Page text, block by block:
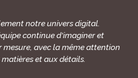
notre univers digital.
continue d'imaginer et
avec la même attention
et aux détails.